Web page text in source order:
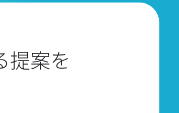
提案を